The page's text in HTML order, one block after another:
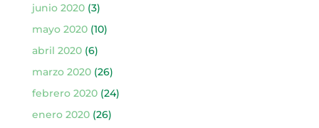
junio 2020(3)
mayo 2020(10)
abril 2020(6)
marzo 2020(26)
febrero 2020(24)
enero 2020(26)